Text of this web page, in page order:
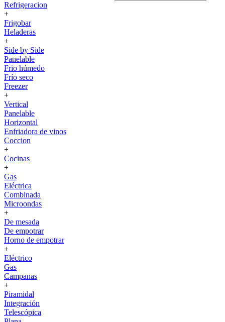
Refrigeracion
+
Frigobar
Heladeras
+
Side by Side
Panelable
Frio húmedo
Frío seco
Freezer
+
Vertical
Panelable
Horizontal
Enfriadora de vinos
Coccion
+
Cocinas
+
Gas
Eléctrica
Combinada
Microondas
+
De mesada
De empotrar
Horno de empotrar
+
Eléctrico
Gas
Campanas
+
Piramidal
Integración
Telescópica